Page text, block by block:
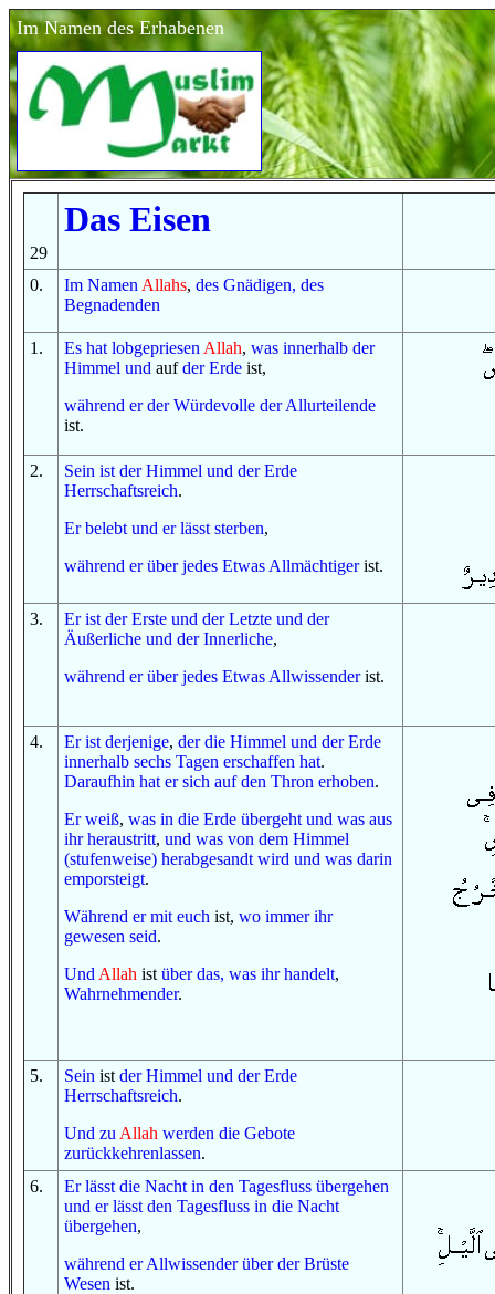
Im Namen des Erhabenen
29
Das Eisen
0. Im Namen Allahs, des Gnädigen, des
Begnadenden
1 . Es hat lobgepriesen Allah, was innerhalb der
Himmel und aufder Erde ist,
während er der Würdevolle der Allurteilende
ist.
2. Sein ist der Himmel und der Erde
Herrschaftsreich.
Er belebt und er lässt sterben,
während er überjedes Etwas Allmächtigerist.
3. Er ist der Erste und der Letzte und der
Äußerliche und der Innerliche,
während er über jedes Etwas Allwissenderist.
4. Er ist derjenige, der die Himmel und der Erde
innerhalb sechs Tagen erschaffen hat.
Daraufhin hat er sich aufden Thron erhoben.
Er weiß, was in die Erde übergeht und was aus
ihr heraustritt, und was von dem Himmel
(stufenweise) herabgesandt wird und was darin
emporsteigt.
Während er mit euch ist, wo immer ihr
gewesen seid.
Und Allah ist über das, was ihr handelt,
Wahrnehmender.
5. Sein ist der Himmel und der Erde
Herrschaftsreich.
Und zu Allah werden die Gebote
zurückkehrenlassen.
6. Er lässt die Nacht in den Tagesfluss übergehen
und er lässt den Tagesfluss in die Nacht
übergehen,
während er Allwissender über der Brüste
Wesen ist.